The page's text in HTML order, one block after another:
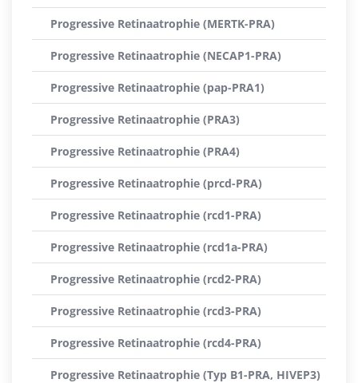
Progressive Retinaatrophie (MERTK-PRA)
Progressive Retinaatrophie (NECAP1-PRA)
Progressive Retinaatrophie (pap-PRA1)
Progressive Retinaatrophie (PRA3)
Progressive Retinaatrophie (PRA4)
Progressive Retinaatrophie (prcd-PRA)
Progressive Retinaatrophie (rcd1-PRA)
Progressive Retinaatrophie (rcd1a-PRA)
Progressive Retinaatrophie (rcd2-PRA)
Progressive Retinaatrophie (rcd3-PRA)
Progressive Retinaatrophie (rcd4-PRA)
Progressive Retinaatrophie (Typ B1-PRA, HIVEP3)